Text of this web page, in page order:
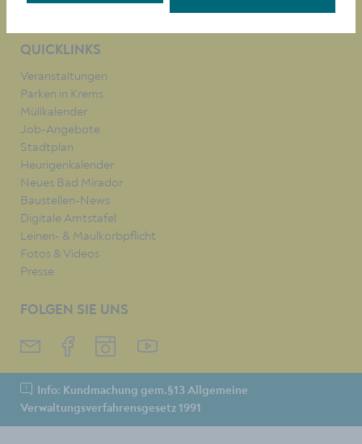
QUICKLINKS
Veranstaltungen
Parken in Krems
Müllkalender
Job-Angebote
Stadtplan
Heurigenkalender
Neues Bad Mirador
Baustellen-News
Digitale Amtstafel
Leinen- & Maulkorbpflicht
Fotos & Videos
Presse
FOLGEN SIE UNS
Info: Kundmachung gem.§13 Allgemeine
Verwaltungsverfahrensgesetz 1991